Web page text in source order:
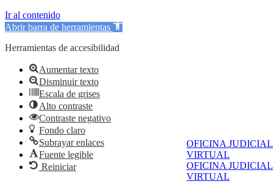
OFICINA JUDICIAL
VIRTUAL
OFICINA JUDICIAL
VIRTUAL
Ir al contenido
Abrir barra de herramientas
Herramientas de accesibilidad
Aumentar texto
Disminuir texto
Escala de grises
Alto contraste
Contraste negativo
Fondo claro
Subrayar enlaces
Fuente legible
Reiniciar